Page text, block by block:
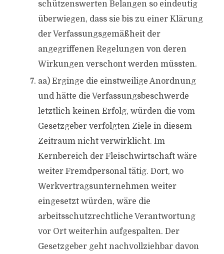
schützenswerten Belangen so eindeutig
überwiegen, dass sie bis zu einer Klärung
der Verfassungsgemäßheit der
angegriffenen Regelungen von deren
Wirkungen verschont werden müssten.
aa) Erginge die einstweilige Anordnung
und hätte die Verfassungsbeschwerde
letztlich keinen Erfolg, würden die vom
Gesetzgeber verfolgten Ziele in diesem
Zeitraum nicht verwirklicht. Im
Kernbereich der Fleischwirtschaft wäre
weiter Fremdpersonal tätig. Dort, wo
Werkvertragsunternehmen weiter
eingesetzt würden, wäre die
arbeitsschutzrechtliche Verantwortung
vor Ort weiterhin aufgespalten. Der
Gesetzgeber geht nachvollziehbar davon